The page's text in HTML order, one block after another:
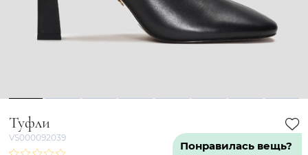
1 2 3 4 5 6 7 8
Туфли
VS000092039
Понравилась вещь?